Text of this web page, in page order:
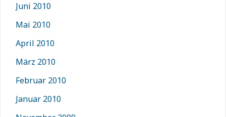
Juni 2010
Mai 2010
April 2010
März 2010
Februar 2010
Januar 2010